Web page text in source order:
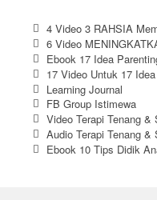
4 Video 3 RAHSIA
6 Video
Ebook 17 Idea
17 Video Untuk 17
Learning Journal
FB Group Istimewa
Video Terapi Tenang &
Audio Terapi Tenang &
Ebook 10 Tips Didik